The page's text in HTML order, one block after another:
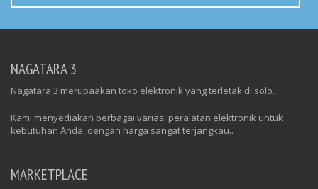
NAGATARA 3
Nagatara 3 merupaakan toko elektronik yang terletak di solo.
Kami menyediakan berbagai variasi peralatan elektronik untuk
kebutuhan Anda, dengan harga sangat terjangkau..
MARKETPLACE